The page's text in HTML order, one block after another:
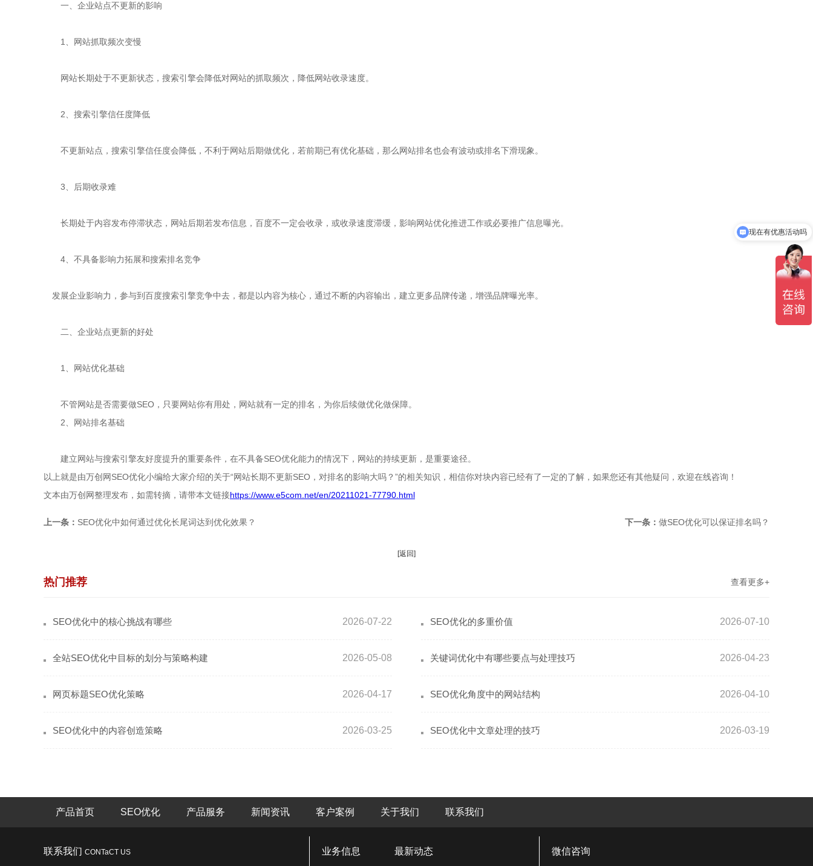
一、企业站点不更新的影响
1、网站抓取频次变慢
网站长期处于不更新状态，搜索引擎会降低对网站的抓取频次，降低网站收录速度。
2、搜索引擎信任度降低
不更新站点，搜索引擎信任度会降低，不利于网站后期做优化，若前期已有优化基础，那么网站排名也会有波动或排名下滑现象。
3、后期收录难
长期处于内容发布停滞状态，网站后期若发布信息，百度不一定会收录，或收录速度滞缓，影响网站优化推进工作或必要推广信息曝光。
4、不具备影响力拓展和搜索排名竞争
发展企业影响力，参与到百度搜索引擎竞争中去，都是以内容为核心，通过不断的内容输出，建立更多品牌传递，增强品牌曝光率。
二、企业站点更新的好处
1、网站优化基础
不管网站是否需要做SEO，只要网站你有用处，网站就有一定的排名，为你后续做优化做保障。
2、网站排名基础
建立网站与搜索引擎友好度提升的重要条件，在不具备SEO优化能力的情况下，网站的持续更新，是重要途径。
以上就是由万创网SEO优化小编给大家介绍的关于“网站长期不更新SEO，对排名的影响大吗？”的相关知识，相信你对块内容已经有了一定的了解，如果您还有其他疑问，欢迎在线咨询！
文本由万创网整理发布，如需转摘，请带本文链接https://www.e5com.net/en/20211021-77790.html
上一条： SEO优化中如何通过优化长尾词达到优化效果？ 下一条： 做SEO优化可以保证排名吗？
[返回]
热门推荐 查看更多+
SEO优化中的核心挑战有哪些 2026-07-22 SEO优化的多重价值 2026-07-10
全站SEO优化中目标的划分与策略构建 2026-05-08 关键词优化中有哪些要点与处理技巧 2026-04-23
网页标题SEO优化策略 2026-04-17 SEO优化角度中的网站结构 2026-04-10
SEO优化中的内容创造策略 2026-03-25 SEO优化中文章处理的技巧 2026-03-19
产品首页 SEO优化 产品服务 新闻资讯 客户案例 关于我们 联系我们
联系我们 CONTaCT US 业务信息 最新动态 微信咨询
可以介绍下你们的产品么